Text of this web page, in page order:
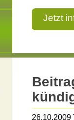
Jetzt
26.10.2009